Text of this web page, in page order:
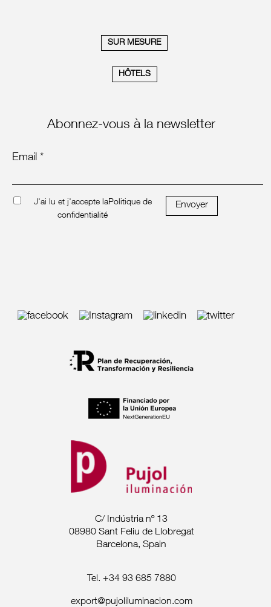
SUR MESURE
HÔTELS
Abonnez-vous à la newsletter
Email *
J'ai lu et j'accepte laPolitique de
confidentialité
Envoyer
C/ Indústria nº 13
08980 Sant Feliu de Llobregat
Barcelona, Spain
Tel. +34 93 685 7880
export@pujoliluminacion.com